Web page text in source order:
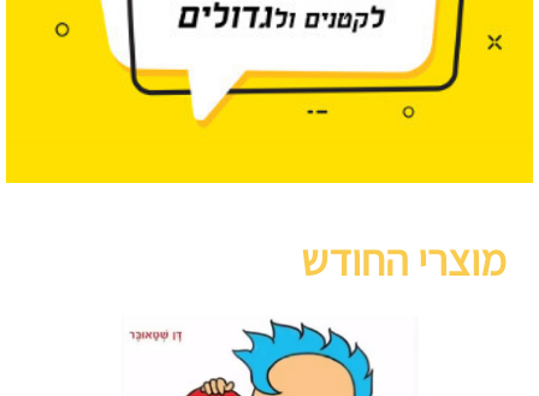
מוצרי החודש